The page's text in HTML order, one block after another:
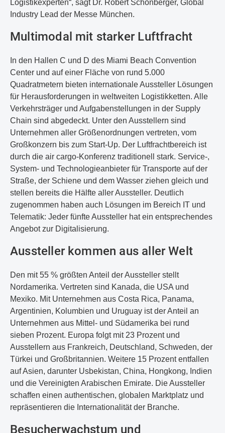
Logistikexperten“, sagt Dr. Robert Schönberger, Global
Industry Lead der Messe München.
Multimodal mit starker Luftfracht
In den Hallen C und D des Miami Beach Convention
Center und auf einer Fläche von rund 5.000
Quadratmetern bieten internationale Aussteller Lösungen
für Herausforderungen in weltweiten Logistikketten. Alle
Verkehrsträger und Aufgabenstellungen in der Supply
Chain sind abgedeckt. Unter den Ausstellern sind
Unternehmen aller Größenordnungen vertreten, vom
Großkonzern bis zum Start-Up. Der Luftfrachtbereich ist
durch die air cargo-Konferenz traditionell stark. Service-,
System- und Technologieanbieter für Transporte auf der
Straße, der Schiene und dem Wasser ziehen gleich und
stellen bereits die Hälfte aller Aussteller. Deutlich
zugenommen haben auch Lösungen im Bereich IT und
Telematik: Jeder fünfte Aussteller hat ein entsprechendes
Angebot zur Digitalisierung.
Aussteller kommen aus aller Welt
Den mit 55 % größten Anteil der Aussteller stellt
Nordamerika. Vertreten sind Kanada, die USA und
Mexiko. Mit Unternehmen aus Costa Rica, Panama,
Argentinien, Kolumbien und Uruguay ist der Anteil an
Unternehmen aus Mittel- und Südamerika bei rund
sieben Prozent. Europa folgt mit 23 Prozent und
Ausstellern aus Frankreich, Deutschland, Schweden, der
Türkei und Großbritannien. Weitere 15 Prozent entfallen
auf Asien, darunter Usbekistan, China, Hongkong, Indien
und die Vereinigten Arabischen Emirate. Die Aussteller
schaffen einen authentischen, globalen Marktplatz und
repräsentieren die Internationalität der Branche.
Besucherwachstum und